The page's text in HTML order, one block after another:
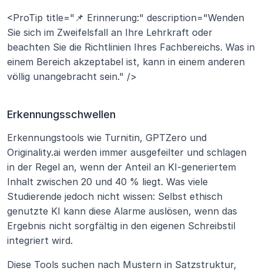
<ProTip title="📌 Erinnerung:" description="Wenden
Sie sich im Zweifelsfall an Ihre Lehrkraft oder
beachten Sie die Richtlinien Ihres Fachbereichs. Was in
einem Bereich akzeptabel ist, kann in einem anderen
völlig unangebracht sein." />
Erkennungsschwellen
Erkennungstools wie Turnitin, GPTZero und
Originality.ai werden immer ausgefeilter und schlagen
in der Regel an, wenn der Anteil an KI-generiertem
Inhalt zwischen 20 und 40 % liegt. Was viele
Studierende jedoch nicht wissen: Selbst ethisch
genutzte KI kann diese Alarme auslösen, wenn das
Ergebnis nicht sorgfältig in den eigenen Schreibstil
integriert wird.
Diese Tools suchen nach Mustern in Satzstruktur,